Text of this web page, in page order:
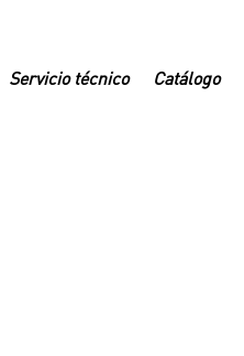
Servicio técnico Catálogo